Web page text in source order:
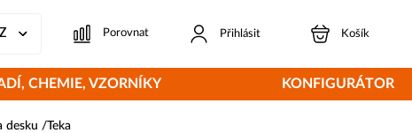
Porovnat Přihlásit Košík
CHEMIE, VZORNÍKY KONFIGURÁTOR
desku /Teka